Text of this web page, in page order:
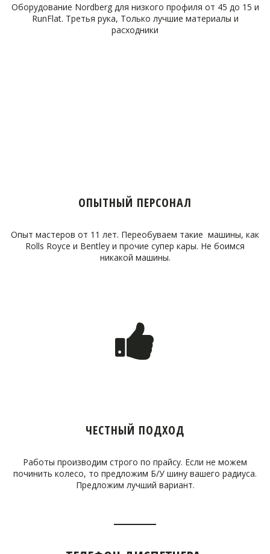
Оборудование Nordberg для низкого профиля от 45 до 15 и
RunFlat. Третья рука, Только лучшие материалы и
расходники
ОПЫТНЫЙ ПЕРСОНАЛ
Опыт мастеров от 11 лет. Переобуваем такие машины, как
Rolls Royce и Bentley и прочие супер кары. Не боимся
никакой машины.
ЧЕСТНЫЙ ПОДХОД
Работы производим строго по прайсу. Если не можем
починить колесо, то предложим Б/У шину вашего радиуса.
Предложим лучший вариант.